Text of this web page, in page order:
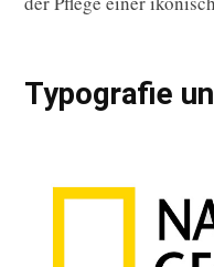
Typografie